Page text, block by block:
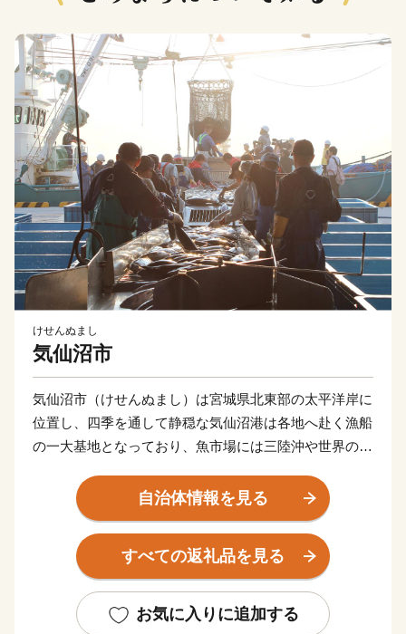
けせんぬまし
気仙沼市
気仙沼市（けせんぬまし）は宮城県北東部の太平洋岸に
位置し、四季を通して静穏な気仙沼港は各地へ赴く漁船
の一大基地となっており、魚市場には三陸沖や世界の海
いえるフカヒレや水揚げ日本一を誇る生鮮カツオなどの
海産物のほか、地元特産の農産物やB級グルメとして人
気の気仙沼ホルモンなどがあり、美食の街としての一面
も持っています。 東日本大震災により大きな被害を受
様の更なる御支援、後押しをお願いいたします。
自治体情報を見る
すべての返礼品を見る
お気に入りに追加する